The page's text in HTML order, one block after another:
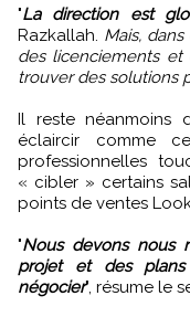
"La direction est
Razkallah. Mais,
des licenciements et
trouver des solutions
Il reste néanmoins
éclaircir comme
professionnelles
« cibler » certains
points de ventes
"Nous devons nous
projet et des
négocier", résume le